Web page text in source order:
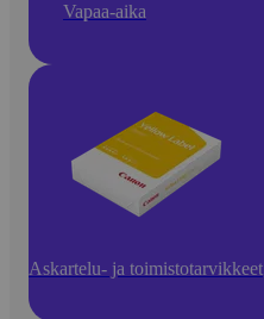
Vapaa-aika
Askartelu- ja toimistotarvikkeet